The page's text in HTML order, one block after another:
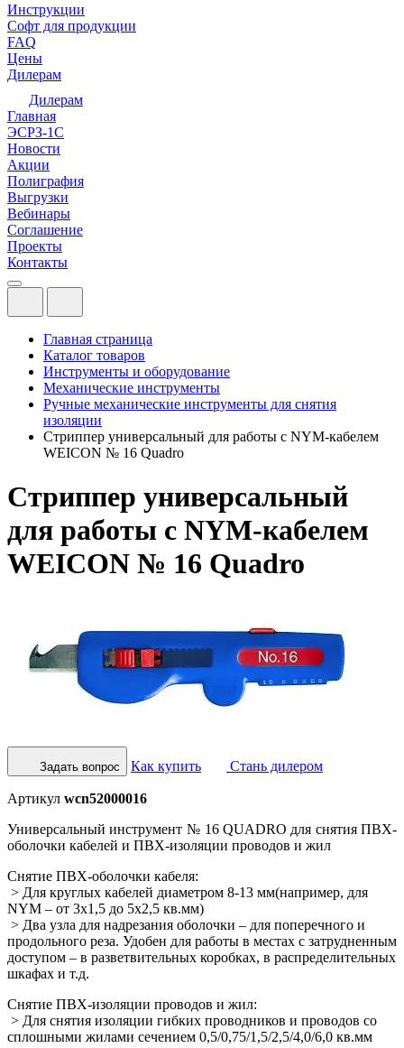
Инструкции
Софт для продукции
FAQ
Цены
Дилерам
Дилерам
Главная
ЭСРЗ-1С
Новости
Акции
Полиграфия
Выгрузки
Вебинары
Соглашение
Проекты
Контакты
Главная страница
Каталог товаров
Инструменты и оборудование
Механические инструменты
Ручные механические инструменты для снятия
изоляции
Стриппер универсальный для работы с NYM-кабелем
WEICON № 16 Quadro
Стриппер универсальный
для работы с NYM-кабелем
WEICON № 16 Quadro
Задать вопрос Как купить Стань дилером
Артикул wcn52000016
Универсальный инструмент № 16 QUADRO для снятия ПВХ-
оболочки кабелей и ПВХ-изоляции проводов и жил
Снятие ПВХ-оболочки кабеля:
> Для круглых кабелей диаметром 8-13 мм(например, для
NYM – от 3х1,5 до 5х2,5 кв.мм)
> Два узла для надрезания оболочки – для поперечного и
продольного реза. Удобен для работы в местах с затрудненным
доступом – в разветвительных коробках, в распределительных
шкафах и т.д.
Снятие ПВХ-изоляции проводов и жил:
> Для снятия изоляции гибких проводников и проводов со
сплошными жилами сечением 0,5/0,75/1,5/2,5/4,0/6,0 кв.мм